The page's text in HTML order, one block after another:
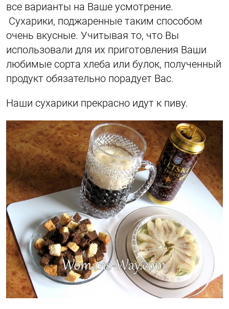
все варианты на Ваше усмотрение.
Сухарики, поджаренные таким способом
очень вкусные. Учитывая то, что Вы
использовали для их приготовления Ваши
любимые сорта хлеба или булок, полученный
продукт обязательно порадует Вас.
Наши сухарики прекрасно идут к пиву.